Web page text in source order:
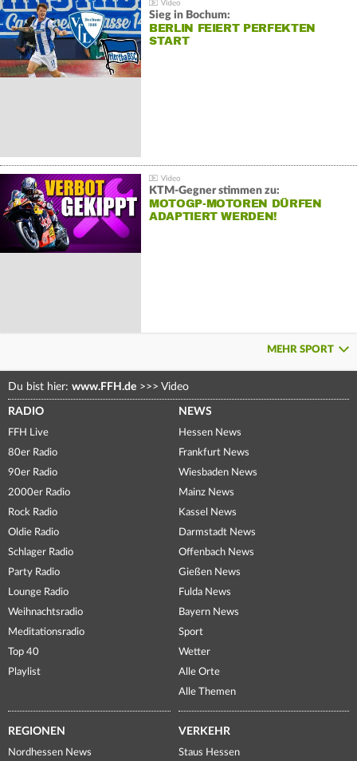
Sieg in Bochum:
BERLIN FEIERT PERFEKTEN
START
KTM-Gegner stimmen zu:
MOTOGP-MOTOREN DÜRFEN
ADAPTIERT WERDEN!
MEHR SPORT
Du bist hier: www.FFH.de >>> Video
RADIO
FFH Live
80er Radio
90er Radio
2000er Radio
Rock Radio
Oldie Radio
Schlager Radio
Party Radio
Lounge Radio
Weihnachtsradio
Meditationsradio
Top 40
Playlist
NEWS
Hessen News
Frankfurt News
Wiesbaden News
Mainz News
Kassel News
Darmstadt News
Offenbach News
Gießen News
Fulda News
Bayern News
Sport
Wetter
Alle Orte
Alle Themen
REGIONEN
Nordhessen News
VERKEHR
Staus Hessen